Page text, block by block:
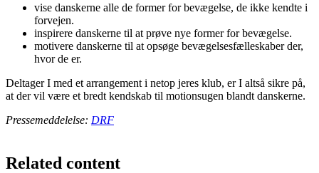
vise danskerne alle de former for bevægelse, de ikke kendte i
forvejen.
inspirere danskerne til at prøve nye former for bevægelse.
motivere danskerne til at opsøge bevægelsesfælleskaber der,
hvor de er.
Deltager I med et arrangement i netop jeres klub, er I altså sikre på,
at der vil være et bredt kendskab til motionsugen blandt danskerne.
Pressemeddelelse: DRF
Related content